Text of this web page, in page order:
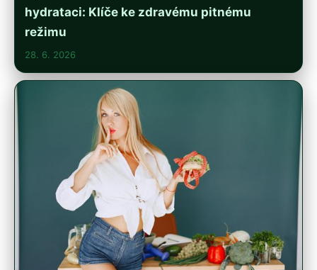
hydrataci: Klíče ke zdravému pitnému
režimu
28. 6. 2026